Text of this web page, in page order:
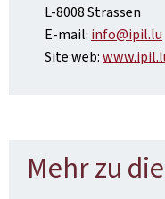
L-8008 Strassen
E-mail: info@ipil.lu
Site web:
Mehr zu